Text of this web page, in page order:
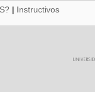
| Instructivos